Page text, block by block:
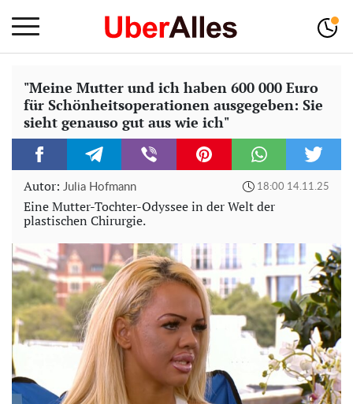
"Meine Mutter und ich haben 600 000 Euro
für Schönheitsoperationen ausgegeben: Sie
sieht genauso gut aus wie ich"
Autor: Julia Hofmann 18:00 14.11.25
Eine Mutter-Tochter-Odyssee in der Welt der
plastischen Chirurgie.